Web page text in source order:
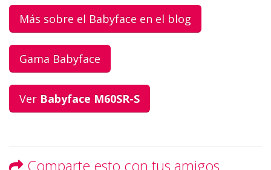
Más sobre el Babyface en el blog
Gama Babyface
Ver Babyface M60SR-S
Comparte esto con tus amigos